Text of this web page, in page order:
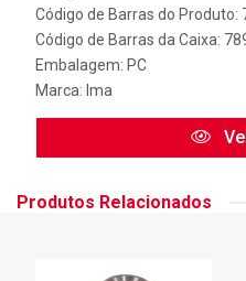
Código de Barras do Produto:
Código de Barras da Caixa:
Embalagem: PC
Marca: Ima
Produtos Relacionados